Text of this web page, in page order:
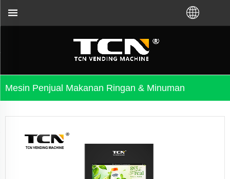
Mesin Penjual Makanan Ringan & Minuman
akan mendukung Anda untuk panduan dan